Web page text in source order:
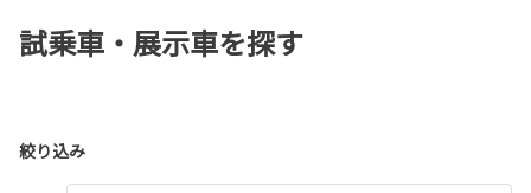
試乗車・展示車を探す
絞り込み